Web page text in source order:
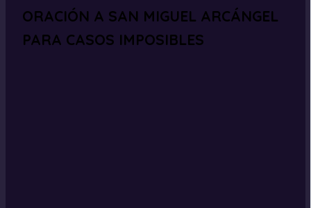
ORACIÓN A SAN MIGUEL ARCÁNGEL
PARA CASOS IMPOSIBLES